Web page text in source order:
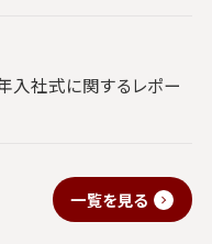
入社式に関するレポー
一覧を見る